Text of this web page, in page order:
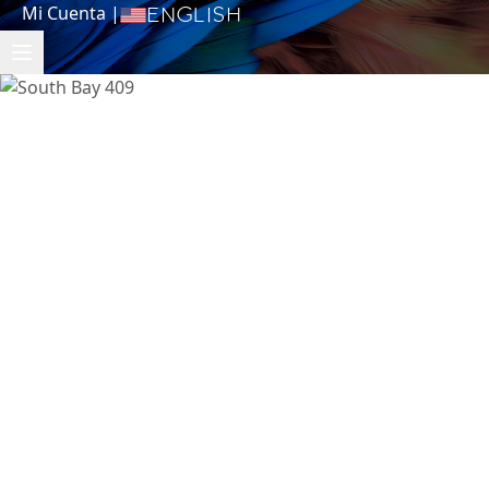
Mi Cuenta | English